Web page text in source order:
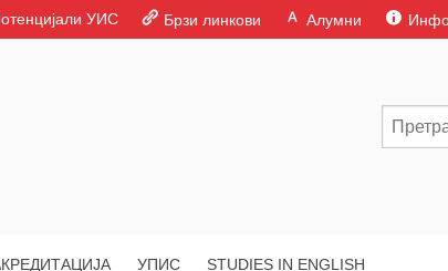
Инфо
Алумни
Брзи линкови
УИС
УПИС STUDIES IN ENGLISH